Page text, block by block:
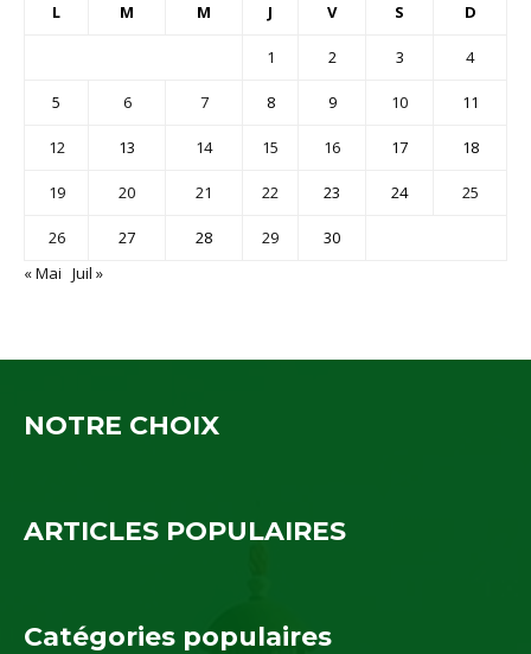
L M M J V S D
1 2 3 4
5 6 7 8 9 10 11
12 13 14 15 16 17 18
19 20 21 22 23 24 25
26 27 28 29
30
« Mai Juil »
NOTRE CHOIX
ARTICLES POPULAIRES
Catégories populaires